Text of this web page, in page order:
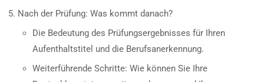
Nach der Prüfung: Was kommt danach?
Die Bedeutung des Prüfungsergebnisses für Ihren
Aufenthaltstitel und die Berufsanerkennung.
Weiterführende Schritte: Wie können Sie Ihre